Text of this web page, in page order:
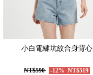
小白電繡坑紋合身背心
NT$590 -12% NT$519